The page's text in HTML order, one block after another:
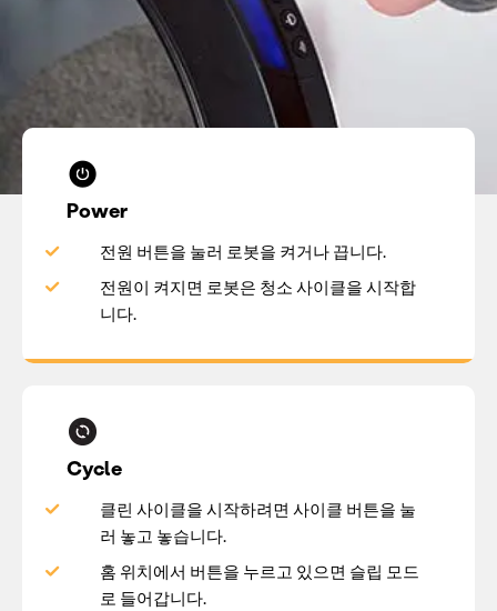
Power
전원 버튼을 눌러 로봇을 켜거나 끕니다.
전원이 켜지면 로봇은 청소 사이클을 시작합
니다.
Cycle
클린 사이클을 시작하려면 사이클 버튼을 눌
러 놓고 놓습니다.
홈 위치에서 버튼을 누르고 있으면 슬립 모드
로 들어갑니다.